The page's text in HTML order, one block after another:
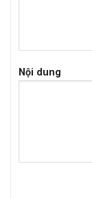
Nội dung